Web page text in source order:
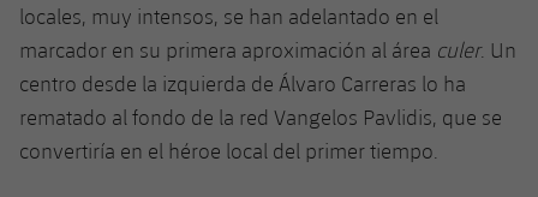
Palmarés
Masculino
Femenino
Agenda
Actualidad
Jugadores
Calendario
Hockey sobre hielo
Actualidad
Jugadores
Hockey hierba
plusicon
más
Noticias
Patinaje artístico
locales, muy intensos, se han adelantado en el
marcador en su primera aproximación al área culer. Un
centro desde la izquierda de Álvaro Carreras lo ha
rematado al fondo de la red Vangelos Pavlidis, que se
convertiría en el héroe local del primer tiempo.